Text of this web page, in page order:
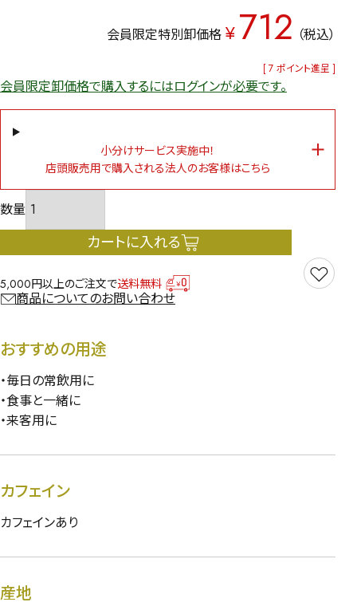
会員限定特別卸価格 ¥712 税込
[ 7 ポイント進呈 ]
会員限定卸価格で購入するにはログインが必要です。
小分けサービス実施中！
店頭販売用で購入される法人のお客様はこちら
カートに入れる
5,000円以上のご注文で送料無料
商品についてのお問い合わせ
おすすめの用途
・毎日の常飲用に
・食事と一緒に
・来客用に
カフェイン
カフェインあり
産地